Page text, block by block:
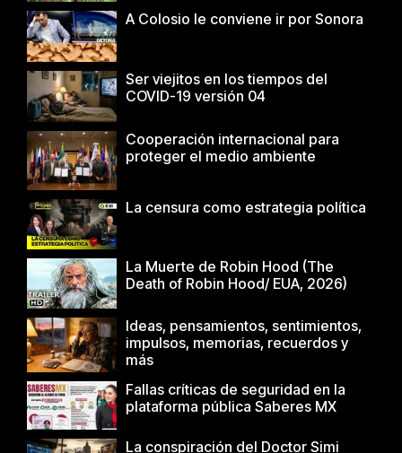
A Colosio le conviene ir por Sonora
Ser viejitos en los tiempos del
COVID-19 versión 04
Cooperación internacional para
proteger el medio ambiente
La censura como estrategia política
La Muerte de Robin Hood (The
Death of Robin Hood/ EUA, 2026)
Ideas, pensamientos, sentimientos,
impulsos, memorias, recuerdos y
más
Fallas críticas de seguridad en la
plataforma pública Saberes MX
La conspiración del Doctor Simi